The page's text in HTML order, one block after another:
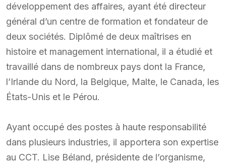
développement des affaires, ayant été directeur
général d’un centre de formation et fondateur de
deux sociétés. Diplômé de deux maîtrises en
histoire et management international, il a étudié et
travaillé dans de nombreux pays dont la France,
l’Irlande du Nord, la Belgique, Malte, le Canada, les
États-Unis et le Pérou.
Ayant occupé des postes à haute responsabilité
dans plusieurs industries, il apportera son expertise
au CCT. Lise Béland, présidente de l’organisme,